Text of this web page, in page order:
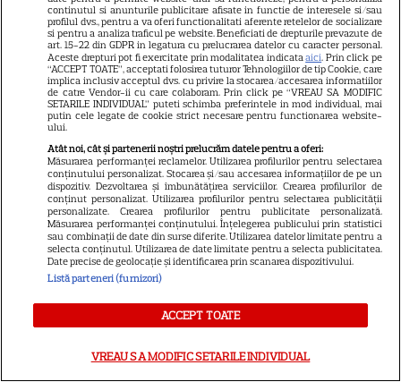
ALTE ARTICOLE
INTERESANTE
3
NETFLIX
Kevin Hart revine pe Netflix în
comedia „72 de ore”! Aventura
haotică în care un corporatist
ajunge din greșeală la o
petrecere a burlacilor
VEDETE STRĂINE
Glenn Close primește premiul
Oscar onorific la 79 de ani!
continutul si anunturile publicitare afisate in functie de interesele si/sau
profilul dvs., pentru a va oferi functionalitati aferente retelelor de socializare
si pentru a analiza traficul pe website. Beneficiati de drepturile prevazute de
art. 15-22 din GDPR in legatura cu prelucrarea datelor cu caracter personal.
Aceste drepturi pot fi exercitate prin modalitatea indicataaici. Prin click pe
“ACCEPT TOATE”, acceptati folosirea tuturor Tehnologiilor de tip Cookie, care
implica inclusiv acceptul dvs. cu privire la stocarea/accesarea informatiilor
de catre Vendor-ii cu care colaboram. Prin click pe “VREAU SA MODIFIC
SETARILE INDIVIDUAL” puteti schimba preferintele in mod individual, mai
putin cele legate de cookie strict necesare pentru functionarea website-
ului.
Atât noi, cât și partenerii noștri prelucrăm datele pentru a oferi:
Măsurarea performanței reclamelor. Utilizarea profilurilor pentru selectarea
conținutului personalizat. Stocarea și/sau accesarea informațiilor de pe un
dispozitiv. Dezvoltarea și îmbunătățirea serviciilor. Crearea profilurilor de
conținut personalizat. Utilizarea profilurilor pentru selectarea publicității
personalizate. Crearea profilurilor pentru publicitate personalizată.
Măsurarea performanței conținutului. Înțelegerea publicului prin statistici
sau combinații de date din surse diferite. Utilizarea datelor limitate pentru a
selecta conținutul. Utilizarea de date limitate pentru a selecta publicitatea.
Date precise de geolocație și identificarea prin scanarea dispozitivului.
Listă parteneri (furnizori)
ACCEPT TOATE
VREAU SA MODIFIC SETARILE INDIVIDUAL